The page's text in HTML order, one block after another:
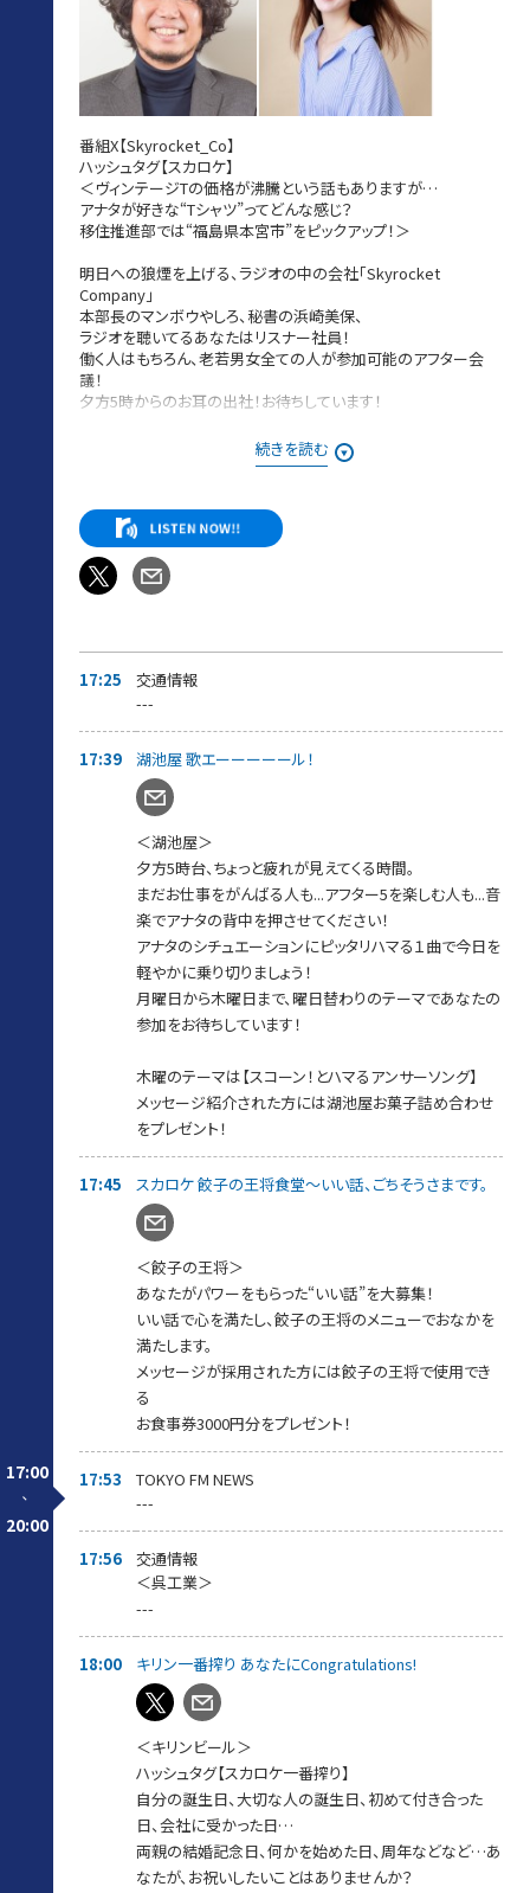
17:00
-
20:00
番組X【Skyrocket_Co】
ハッシュタグ【スカロケ】
＜ヴィンテージTの価格が沸騰という話もありますが…
アナタが好きな“Tシャツ”ってどんな感じ？
移住推進部では“福島県本宮市”をピックアップ！＞
明日への狼煙を上げる、ラジオの中の会社「Skyrocket
Company」
本部長のマンボウやしろ、秘書の浜崎美保、
ラジオを聴いてるあなたはリスナー社員！
働く人はもちろん、老若男女全ての人が参加可能のアフター会
議！
夕方5時からのお耳の出社！お待ちしています！
本日の議題は「イチオシTシャツ案件〜この夏の一軍です」
社内掲示板からお送りください。
17:39～【 湖池屋歌エーーール 】
ちょっと疲れが見えてくるこの時間…曜日ごとの選曲テーマで、
働くアナタに音楽でエールを届けます！
などなど…
自由にメッセージをお送りください。
届いたメッセージに対してスカロケが選んだ
湖池屋お菓子詰め合わせをプレゼントします。
17:45〜【スカロケ 餃子の王将食堂〜いい話、ごちそうさまです】
心もお腹もパワーチャージしてくれる餃子の王将食堂。
今週も“お料理”と“いい話メッセージ”を紹介します。
18:00～【 あなたにCongratulations! 】
自分の誕生日、大切な人の誕生日、初めて付き合った日、会社に
受かった日...
両親の結婚記念日、何かを始めた日、周年などなど...
あなたが、お祝いしたいことはありませんか？
スカロケから、あなたにCongratulations!の乾杯をお送りします！
メッセージを紹介された方には、番組からプレゼント差し上げま
雑誌「TURNS」プロデューサー【 堀口正裕 】さんが
最新の移住事情をお届けしていきます。
今回は、【 福島県本宮市 】をピックアップ！
18:40～【 押忍！スカロケ道場 】
浜崎師範が極上な喝をあなたに注入！
みなさんの勝負時のメッセージをお待ちしています。
紹介された方には【 眠眠打破1ケース10本入り】をプレゼント。
メッセージはスカロケのアプリ、またはホームページから！
19:05～【 スカロケ一番搾り～1番カラオケ 】
曜日替わりでスカロケの一番搾りなコーナーをお届けしていま
木曜日は「一番カラオケ」
あなたの今の気持ちを曲に乗せて、こっそり一番だけ歌ってくだ
さい！
見事歌いきった方には「KIRIN 一番搾り」をプレゼント！
詳しくは我が社のアプリ＆HPをご覧ください。
番組PODCAST
続きを読む
17:25
交通情報
---
17:39 湖池屋 歌エーーーーール！
＜湖池屋＞
夕方5時台、ちょっと疲れが見えてくる時間。
まだお仕事をがんばる人も...アフター5を楽しむ人も...音
楽でアナタの背中を押させてください！
アナタのシチュエーションにピッタリハマる１曲で今日を
軽やかに乗り切りましょう！
月曜日から木曜日まで、曜日替わりのテーマであなたの
参加をお待ちしています！
木曜のテーマは【スコーン！とハマるアンサーソング】
メッセージ紹介された方には湖池屋お菓子詰め合わせ
をプレゼント！
17:45 スカロケ 餃子の王将食堂～いい話、ごちそうさまです。
＜餃子の王将＞
あなたがパワーをもらった“いい話”を大募集！
いい話で心を満たし、餃子の王将のメニューでおなかを
満たします。
メッセージが採用された方には餃子の王将で使用でき
る
お食事券3000円分をプレゼント！
17:53
TOKYO FM NEWS
---
17:56
交通情報
＜呉工業＞
---
18:00 キリン一番搾り あなたにCongratulations!
＜キリンビール＞
ハッシュタグ【スカロケ一番搾り】
自分の誕生日、大切な人の誕生日、初めて付き合った
日、会社に受かった日…
両親の結婚記念日、何かを始めた日、周年などなど…あ
なたが、お祝いしたいことはありませんか？